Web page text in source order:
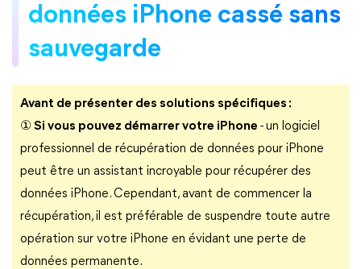
données iPhone cassé sans
sauvegarde
Avant de présenter des solutions spécifiques :
① Si vous pouvez démarrer votre iPhone -un logiciel
professionnel de récupération de données pour iPhone
peut être un assistant incroyable pour récupérer des
données iPhone. Cependant, avant de commencer la
récupération, il est préférable de suspendre toute autre
opération sur votre iPhone en évidant une perte de
données permanente.